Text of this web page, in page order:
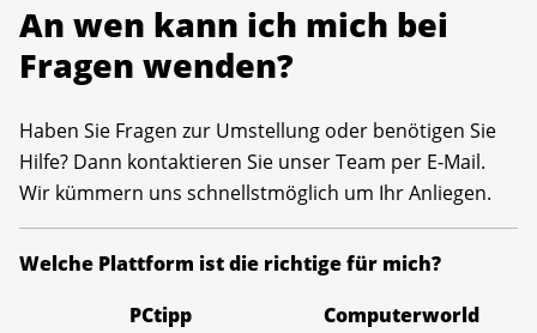
An wen kann ich mich bei
Fragen wenden?
Haben Sie Fragen zur Umstellung oder benötigen Sie
Hilfe? Dann kontaktieren Sie unser Team per E-Mail.
Wir kümmern uns schnellstmöglich um Ihr Anliegen.
Welche Plattform ist die richtige für mich?
PCtipp
Computerworld